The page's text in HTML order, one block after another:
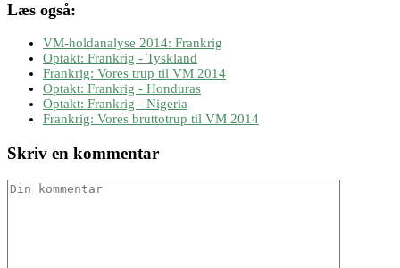
Læs også:
VM-holdanalyse 2014: Frankrig
Optakt: Frankrig - Tyskland
Frankrig: Vores trup til VM 2014
Optakt: Frankrig - Honduras
Optakt: Frankrig - Nigeria
Frankrig: Vores bruttotrup til VM 2014
Skriv en kommentar